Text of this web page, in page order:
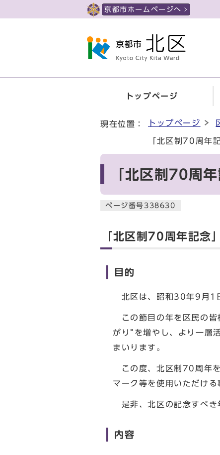
京都市ホームページへ
トップページ
現在位置： トップページ
「北区制70周年
「北区制70周
ページ番号338630
「北区制70周年記念
目的
北区は、昭和30年9月1
この節目の年を区民の皆
がり”を増やし、より一層
まいります。
この度、北区制70周年を
マーク等を使用いただける
是非、北区の記念すべき
内容